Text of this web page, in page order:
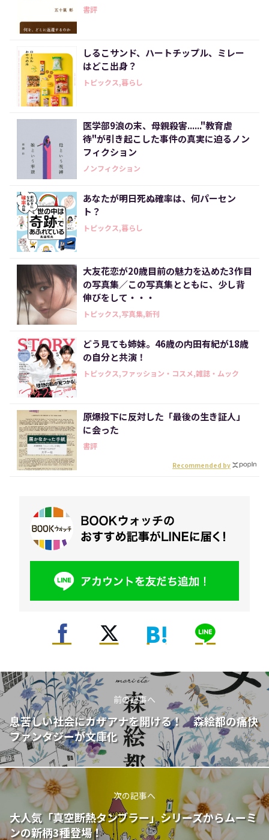
書評
しるこサンド、ハートチップル、ミレー
はどこ出身？
トピックス,暮らし
医学部9浪の末、母親殺害......"教育虐
待"が引き起こした事件の真実に迫るノン
フィクション
ノンフィクション
あなたが明日死ぬ確率は、何パーセン
ト？
トピックス,暮らし
大友花恋が20歳目前の魅力を込めた3作目
の写真集／この写真集とともに、少し背
伸びをして・・・
トピックス,写真集,新刊
どう見ても姉妹。46歳の内田有紀が18歳
の自分と共演！
トピックス,ファッション・コスメ,雑誌・ムック
原爆投下に反対した「最後の生き証人」
に会った
書評
Recommended by
前の記事へ
息苦しい社会にカザアナを開ける！ 森絵都の痛快
ファンタジーが文庫化
次の記事へ
大人気「真空断熱タンブラー」シリーズからムーミ
ンの新柄3種登場！